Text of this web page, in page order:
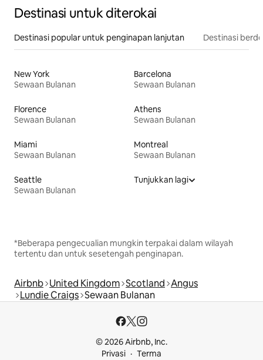
Destinasi untuk diterokai
Destinasi popular untuk penginapan lanjutan Destinasi
New York
Sewaan Bulanan
Barcelona
Sewaan Bulanan
Florence
Sewaan Bulanan
Athens
Sewaan Bulanan
Miami
Sewaan Bulanan
Montreal
Sewaan Bulanan
Seattle
Sewaan Bulanan
Tunjukkan lagi
*Beberapa pengecualian mungkin terpakai dalam wilayah
tertentu dan untuk sesetengah penginapan.
Airbnb United Kingdom Scotland Angus
Lundie Craigs Sewaan Bulanan
© 2026 Airbnb, Inc.
Privasi
Terma